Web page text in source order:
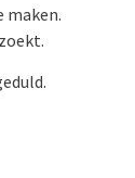
maken.